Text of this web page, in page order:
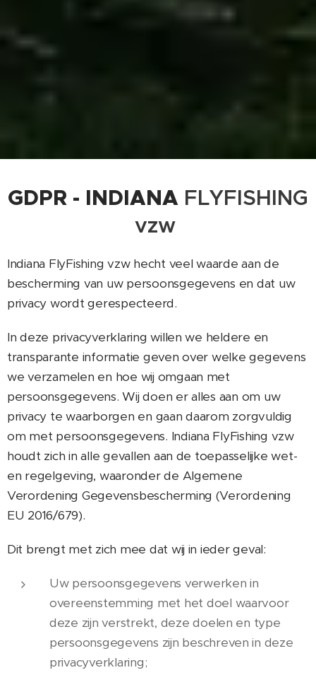
GDPR - INDIANA FLYFISHING
vzw
Indiana FlyFishing vzw hecht veel waarde aan de
bescherming van uw persoonsgegevens en dat uw
privacy wordt gerespecteerd.
In deze privacyverklaring willen we heldere en
transparante informatie geven over welke gegevens
we verzamelen en hoe wij omgaan met
persoonsgegevens. Wij doen er alles aan om uw
privacy te waarborgen en gaan daarom zorgvuldig
om met persoonsgegevens. Indiana FlyFishing vzw
houdt zich in alle gevallen aan de toepasselijke wet-
en regelgeving, waaronder de Algemene
Verordening Gegevensbescherming (Verordening
EU 2016/679).
Dit brengt met zich mee dat wij in ieder geval:
Uw persoonsgegevens verwerken in
overeenstemming met het doel waarvoor
deze zijn verstrekt, deze doelen en type
persoonsgegevens zijn beschreven in deze
privacyverklaring;